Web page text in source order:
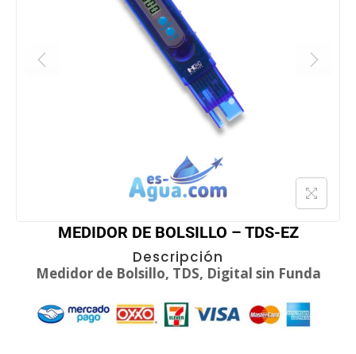
MEDIDOR DE BOLSILLO – TDS-EZ
Descripción
Medidor de Bolsillo, TDS, Digital sin Funda